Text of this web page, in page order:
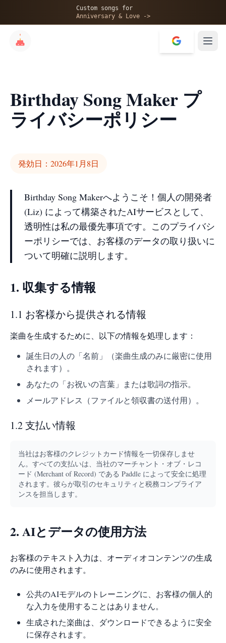
Custom songs for
Anniversary & Love ->
Birthday Song Maker プ
ライバシーポリシー
発効日：2026年1月8日
Birthday Song Makerへようこそ！個人の開発者
(Liz) によって構築されたAIサービスとして、
透明性は私の最優先事項です。このプライバシ
ーポリシーでは、お客様のデータの取り扱いに
ついて明確に説明します。
1. 収集する情報
1.1 お客様から提供される情報
楽曲を生成するために、以下の情報を処理します：
誕生日の人の「名前」（楽曲生成のみに厳密に使用
されます）。
あなたの「お祝いの言葉」または歌詞の指示。
メールアドレス（ファイルと領収書の送付用）。
1.2 支払い情報
当社はお客様のクレジットカード情報を一切保存しませ
ん。すべての支払いは、当社のマーチャント・オブ・レコ
ード (Merchant of Record) である Paddle によって安全に処理
されます。彼らが取引のセキュリティと税務コンプライア
ンスを担当します。
2. AIとデータの使用方法
お客様のテキスト入力は、オーディオコンテンツの生成
のみに使用されます。
公共のAIモデルのトレーニングに、お客様の個人的
な入力を使用することはありません。
生成された楽曲は、ダウンロードできるように安全
に保存されます。